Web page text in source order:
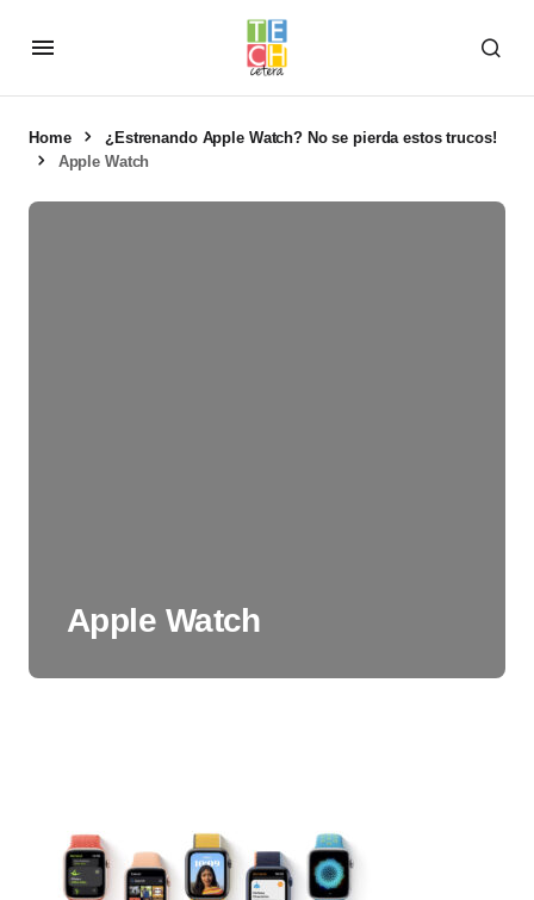
Home
¿Estrenando Apple Watch? No se pierda estos trucos!
Apple Watch
Apple Watch